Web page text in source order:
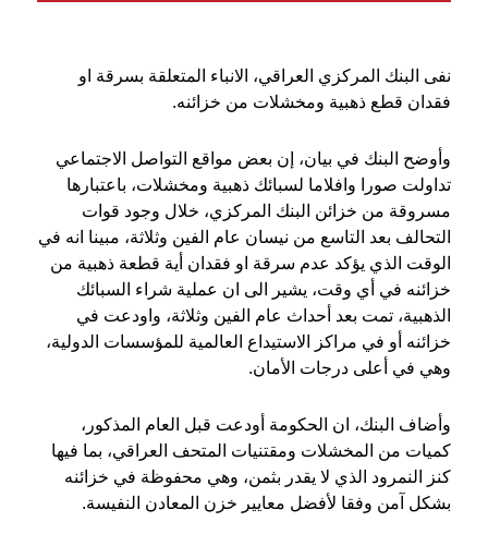
نفى البنك المركزي العراقي، الانباء المتعلقة بسرقة او
فقدان قطع ذهبية ومخشلات من خزائنه.
وأوضح البنك في بيان، إن بعض مواقع التواصل الاجتماعي
تداولت صورا وافلاما لسبائك ذهبية ومخشلات، باعتبارها
مسروقة من خزائن البنك المركزي، خلال وجود قوات
التحالف بعد التاسع من نيسان عام الفين وثلاثة، مبينا انه في
الوقت الذي يؤكد عدم سرقة او فقدان أية قطعة ذهبية من
خزائنه في أي وقت، يشير الى ان عملية شراء السبائك
الذهبية، تمت بعد أحداث عام الفين وثلاثة، واودعت في
خزائنه أو في مراكز الاستيداع العالمية للمؤسسات الدولية،
وهي في أعلى درجات الأمان.
وأضاف البنك، ان الحكومة أودعت قبل العام المذكور،
كميات من المخشلات ومقتنيات المتحف العراقي، بما فيها
كنز النمرود الذي لا يقدر بثمن، وهي محفوظة في خزائنه
بشكل آمن وفقا لأفضل معايير خزن المعادن النفيسة.